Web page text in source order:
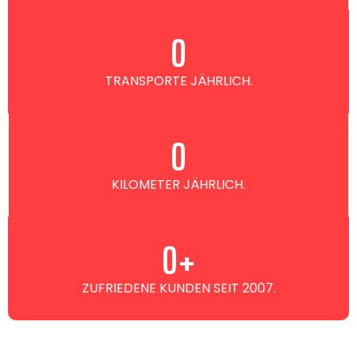
TRANSPORTE JÄHRLICH.
0
KILOMETER JÄHRLICH.
0
ZUFRIEDENE KUNDEN SEIT 2007.
0+